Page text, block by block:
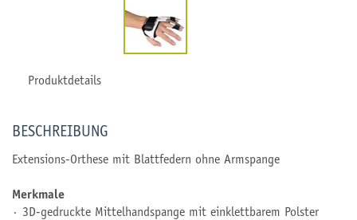
Produktdetails
BESCHREIBUNG
Extensions-Orthese mit Blattfedern ohne Armspange
Merkmale
∙ 3D-gedruckte Mittelhandspange mit einklettbarem Polster